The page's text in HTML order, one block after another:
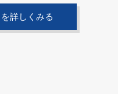
詳しくみる